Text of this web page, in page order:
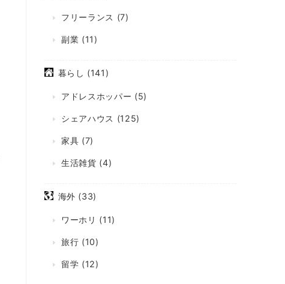
フリーランス (7)
副業 (11)
暮らし (141)
アドレスホッパー (5)
シェアハウス (125)
家具 (7)
生活雑貨 (4)
海外 (33)
ワーホリ (11)
旅行 (10)
留学 (12)